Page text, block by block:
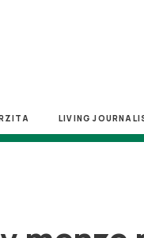
LIVING